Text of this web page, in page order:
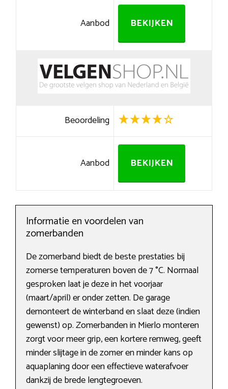
Aanbod BEKIJKEN
Beoordeling
Aanbod BEKIJKEN
Informatie en voordelen van
zomerbanden
De zomerband biedt de beste prestaties bij
zomerse temperaturen boven de 7 °C. Normaal
gesproken laat je deze in het voorjaar
(maart/april) er onder zetten. De garage
demonteert de winterband en slaat deze (indien
gewenst) op. Zomerbanden in Mierlo monteren
zorgt voor meer grip, een kortere remweg, geeft
minder slijtage in de zomer en minder kans op
aquaplaning door een effectieve waterafvoer
dankzij de brede lengtegroeven.